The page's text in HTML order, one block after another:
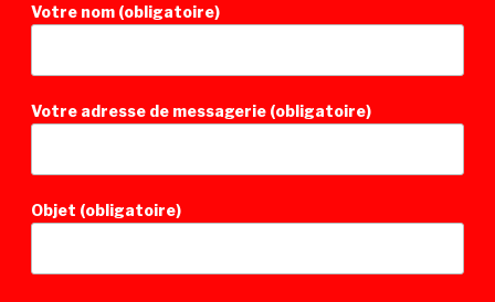
Votre nom (obligatoire)
Votre adresse de messagerie (obligatoire)
Objet (obligatoire)